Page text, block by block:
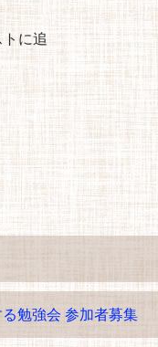
に追
勉強会 参加者募集